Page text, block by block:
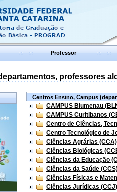
Professor
professores
Centros Ensino, Campus
CAMPUS Blumenau
CAMPUS Curitibanos
Centro de Ciências,
Centro Tecnológico de
Ciências Agrárias (CCA)
Ciências Biológicas
Ciências da Educação
Ciências da Saúde
Ciências Físicas e
Ciências Jurídicas (CCJ)